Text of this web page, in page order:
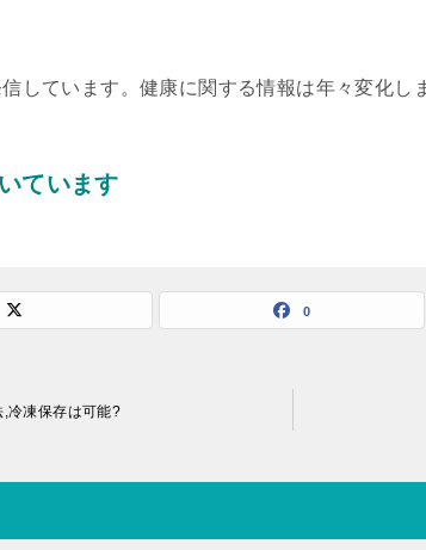
しています。健康に関する情報は年々変化し
ています
0
冷凍保存は可能?